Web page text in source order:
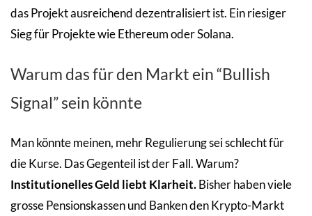
das Projekt ausreichend dezentralisiert ist. Ein riesiger
Sieg für Projekte wie Ethereum oder Solana.
Warum das für den Markt ein “Bullish
Signal” sein könnte
Man könnte meinen, mehr Regulierung sei schlecht für
die Kurse. Das Gegenteil ist der Fall. Warum?
Institutionelles Geld liebt Klarheit.Bisher haben viele
grosse Pensionskassen und Banken den Krypto-Markt